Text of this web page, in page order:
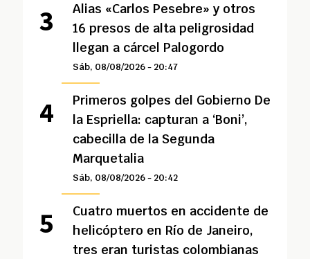
Alias «Carlos Pesebre» y otros
16 presos de alta peligrosidad
llegan a cárcel Palogordo
Sáb, 08/08/2026 - 20:47
Primeros golpes del Gobierno De
la Espriella: capturan a ‘Boni’,
cabecilla de la Segunda
Marquetalia
Sáb, 08/08/2026 - 20:42
Cuatro muertos en accidente de
helicóptero en Río de Janeiro,
tres eran turistas colombianas